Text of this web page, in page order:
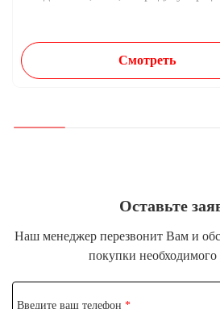
Смотреть
Оставьте
Наш менеджер перезвонит Вам и
покупки необходимого
Введите ваш телефон *